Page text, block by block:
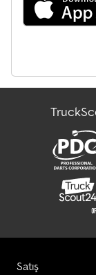
Platform
Çalışma
Ön Yükleyici
Satış